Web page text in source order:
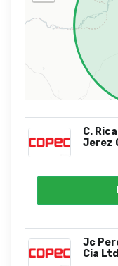
C.
Jerez
Jc
Cia